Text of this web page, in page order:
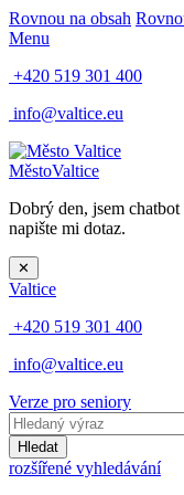
Rovnou na obsah
Menu
+420 519 301 400
info@valtice.eu
MěstoValtice
Dobrý den, jsem
napište mi dotaz.
✕
Valtice
+420 519 301 400
info@valtice.eu
Verze pro seniory
Hledat
rozšířené vyhledávání